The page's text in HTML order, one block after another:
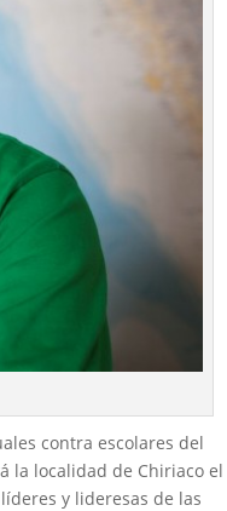
contra escolares del
la localidad de Chiriaco el
y lideresas de las